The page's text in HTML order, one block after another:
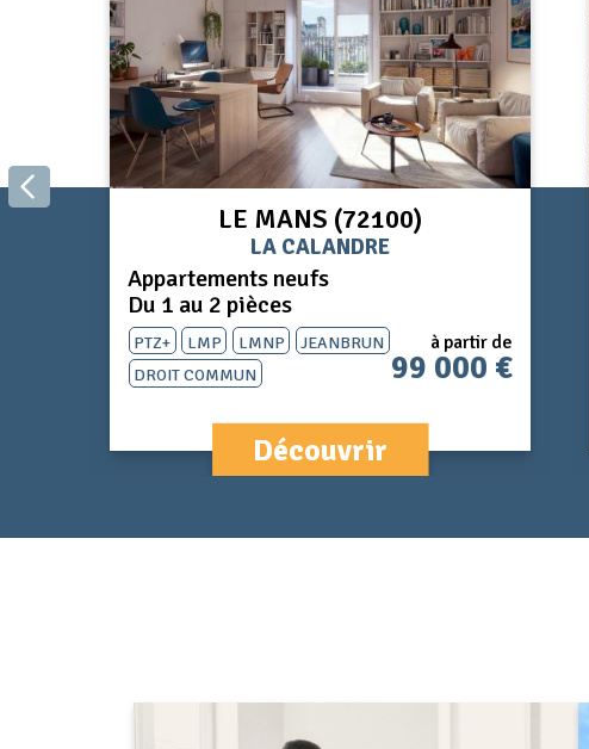
LE MANS (72100)
LA CALANDRE
Appartements neufs
Du 1 au 2 pièces
PTZ+ LMP LMNP Jeanbrun
Droit Commun
à partir de
99 000 €
Découvrir